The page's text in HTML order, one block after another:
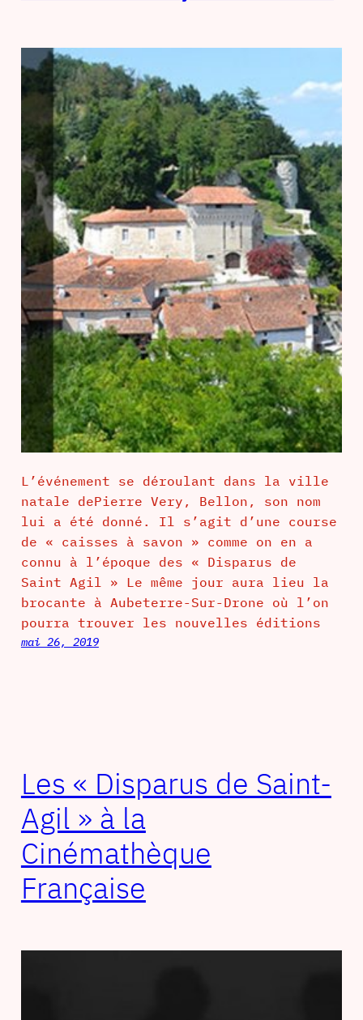
L’événement se déroulant dans la ville
natale dePierre Very, Bellon, son nom
lui a été donné. Il s’agit d’une course
de « caisses à savon » comme on en a
connu à l’époque des « Disparus de
Saint Agil » Le même jour aura lieu la
brocante à Aubeterre-Sur-Drone où l’on
pourra trouver les nouvelles éditions
mai 26, 2019
Les « Disparus de Saint-
Agil » à la
Cinémathèque
Française